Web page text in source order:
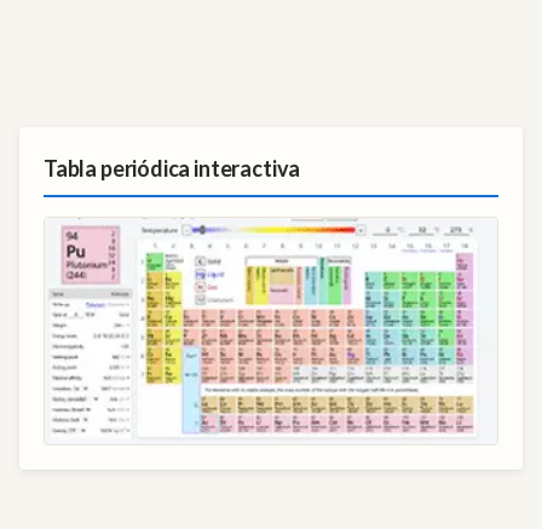
Tabla periódica interactiva